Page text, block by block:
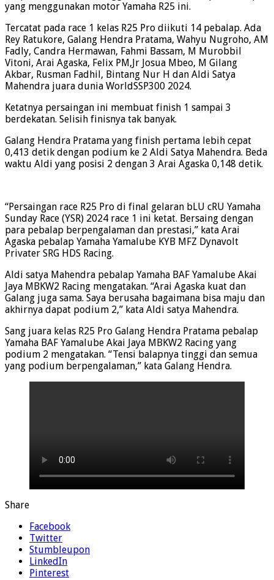
yang menggunakan motor Yamaha R25 ini.
Tercatat pada race 1 kelas R25 Pro diikuti 14 pebalap. Ada
Rey Ratukore, Galang Hendra Pratama, Wahyu Nugroho, AM
Fadly, Candra Hermawan, Fahmi Bassam, M Murobbil
Vitoni, Arai Agaska, Felix PM,Jr Josua Mbeo, M Gilang
Akbar, Rusman Fadhil, Bintang Nur H dan Aldi Satya
Mahendra juara dunia WorldSSP300 2024.
Ketatnya persaingan ini membuat finish 1 sampai 3
berdekatan. Selisih finisnya tak banyak.
Galang Hendra Pratama yang finish pertama lebih cepat
0,413 detik dengan podium ke 2 Aldi Satya Mahendra. Beda
waktu Aldi yang posisi 2 dengan 3 Arai Agaska 0,148 detik.
“Persaingan race R25 Pro di final gelaran bLU cRU Yamaha
Sunday Race (YSR) 2024 race 1 ini ketat. Bersaing dengan
para pebalap berpengalaman dan prestasi,” kata Arai
Agaska pebalap Yamaha Yamalube KYB MFZ Dynavolt
Privater SRG HDS Racing.
Aldi satya Mahendra pebalap Yamaha BAF Yamalube Akai
Jaya MBKW2 Racing mengatakan. “Arai Agaska kuat dan
Galang juga sama. Saya berusaha bagaimana bisa maju dan
akhirnya dapat podium 2,” kata Aldi satya Mahendra.
Sang juara kelas R25 Pro Galang Hendra Pratama pebalap
Yamaha BAF Yamalube Akai Jaya MBKW2 Racing yang
podium 2 mengatakan. “Tensi balapnya tinggi dan semua
yang podium berpengalaman,” kata Galang Hendra.
Share
Facebook
Twitter
Stumbleupon
LinkedIn
Pinterest